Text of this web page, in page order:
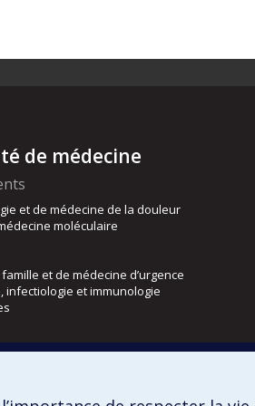
de médecine
et de médecine de la douleur
moléculaire
et de médecine d’urgence
infectiologie et immunologie